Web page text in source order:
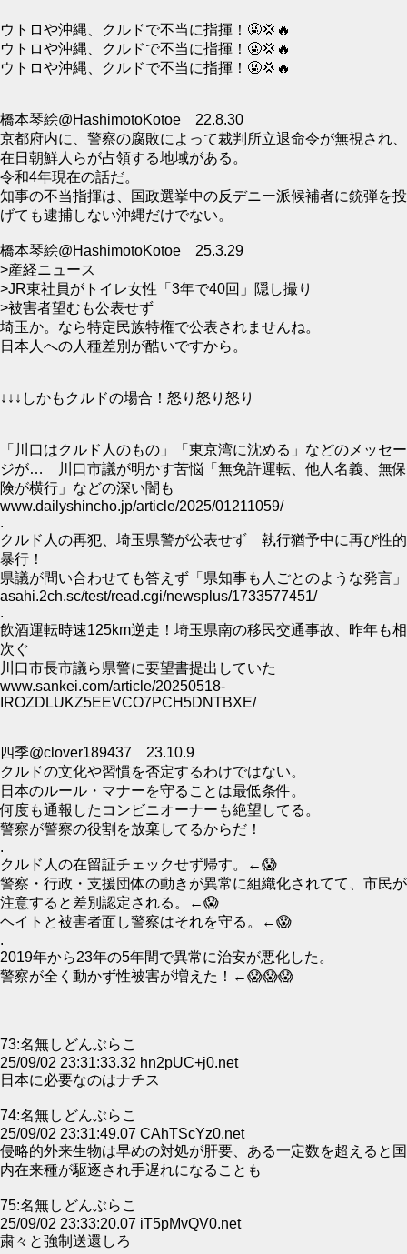
ウトロや沖縄、クルドで不当に指揮！🤬💢🔥
ウトロや沖縄、クルドで不当に指揮！🤬💢🔥
ウトロや沖縄、クルドで不当に指揮！🤬💢🔥
橋本琴絵@HashimotoKotoe 22.8.30
京都府内に、警察の腐敗によって裁判所立退命令が無視され、
在日朝鮮人らが占領する地域がある。
令和4年現在の話だ。
知事の不当指揮は、国政選挙中の反デニー派候補者に銃弾を投
げても逮捕しない沖縄だけでない。
橋本琴絵@HashimotoKotoe 25.3.29
>産経ニュース
>JR東社員がトイレ女性「3年で40回」隠し撮り
>被害者望むも公表せず
埼玉か。なら特定民族特権で公表されませんね。
日本人への人種差別が酷いですから。
↓↓↓しかもクルドの場合！怒り怒り怒り
「川口はクルド人のもの」「東京湾に沈める」などのメッセー
ジが… 川口市議が明かす苦悩「無免許運転、他人名義、無保
険が横行」などの深い闇も
www.dailyshincho.jp/article/2025/01211059/
.
クルド人の再犯、埼玉県警が公表せず 執行猶予中に再び性的
暴行！
県議が問い合わせても答えず「県知事も人ごとのような発言」
asahi.2ch.sc/test/read.cgi/newsplus/1733577451/
.
飲酒運転時速125km逆走！埼玉県南の移民交通事故、昨年も相
次ぐ
川口市長市議ら県警に要望書提出していた
www.sankei.com/article/20250518-
IROZDLUKZ5EEVCO7PCH5DNTBXE/
四季@clover189437 23.10.9
クルドの文化や習慣を否定するわけではない。
日本のルール・マナーを守ることは最低条件。
何度も通報したコンビニオーナーも絶望してる。
警察が警察の役割を放棄してるからだ！
.
クルド人の在留証チェックせず帰す。←😱
警察・行政・支援団体の動きが異常に組織化されてて、市民が
注意すると差別認定される。←😱
ヘイトと被害者面し警察はそれを守る。←😱
.
2019年から23年の5年間で異常に治安が悪化した。
警察が全く動かず性被害が増えた！←😱😱😱
73:名無しどんぶらこ
25/09/02 23:31:33.32 hn2pUC+j0.net
日本に必要なのはナチス
74:名無しどんぶらこ
25/09/02 23:31:49.07 CAhTScYz0.net
侵略的外来生物は早めの対処が肝要、ある一定数を超えると国
内在来種が駆逐され手遅れになることも
75:名無しどんぶらこ
25/09/02 23:33:20.07 iT5pMvQV0.net
粛々と強制送還しろ